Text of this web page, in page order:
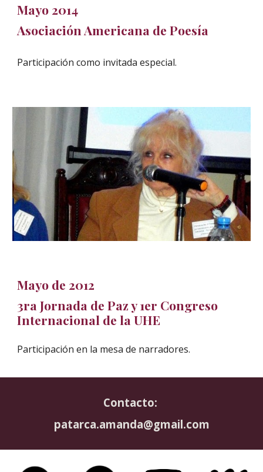
Mayo 2014
Asociación Americana de Poesía
Participación como invitada especial.
Mayo de 2012
3ra Jornada de Paz y 1er Congreso
Internacional de la UHE
Participación en la mesa de narradores.
Contacto:
patarca.amanda@gmail.com